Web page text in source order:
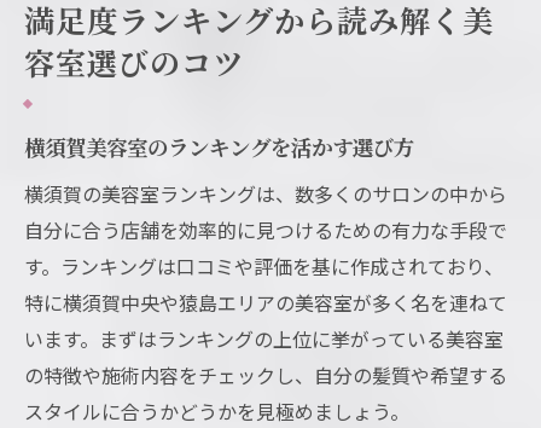
満足度ランキングから読み解く美
容室選びのコツ
横須賀美容室のランキングを活かす選び方
横須賀の美容室ランキングは、数多くのサロンの中から
自分に合う店舗を効率的に見つけるための有力な手段で
す。ランキングは口コミや評価を基に作成されており、
特に横須賀中央や猿島エリアの美容室が多く名を連ねて
います。まずはランキングの上位に挙がっている美容室
の特徴や施術内容をチェックし、自分の髪質や希望する
スタイルに合うかどうかを見極めましょう。